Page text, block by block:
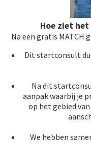
Hoe ziet
Na een gratis MATCH
Dit startconsult
Na dit
aanpak waarbij je
op het gebied
We hebben